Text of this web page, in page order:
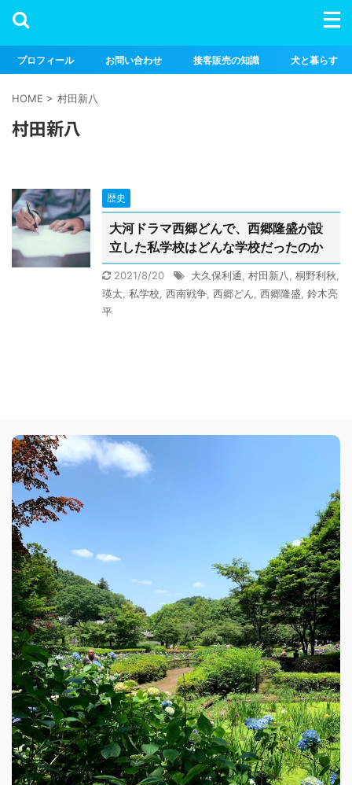
プロフィール お問い合わせ 接客販売の知識 犬と暮らす
HOME > 村田新八
村田新八
歴史
大河ドラマ西郷どんで、西郷隆盛が設
立した私学校はどんな学校だったのか
2021/8/20 大久保利通 村田新八 桐野利秋
瑛太 私学校 西南戦争 西郷どん 西郷隆盛 鈴木亮
平